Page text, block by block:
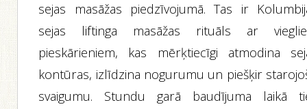
sejas masāžas piedzīvojumā. Tas ir
sejas liftinga masāžas rituāls ar
pieskārieniem, kas mērķtiecīgi atmodina
kontūras, izlīdzina nogurumu un piešķir
svaigumu. Stundu garā baudījuma laikā